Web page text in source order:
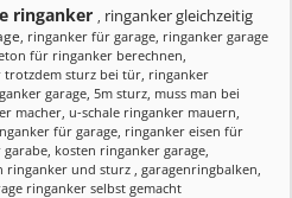
ringanker , ringanker gleichzeitig
, ringanker für garage, ringanker garage
für ringanker berechnen,
trotzdem sturz bei tür, ringanker
garage, 5m sturz, muss man bei
macher, u-schale ringanker mauern,
für garage, ringanker eisen für
garabe, kosten ringanker garage,
ringanker und sturz , garagenringbalken,
ringanker selbst gemacht